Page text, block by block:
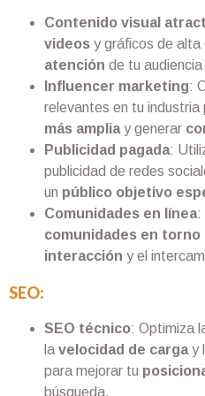
Contenido visual
videos y gráficos de alta
atención de tu
Influencer marketing:
relevantes en tu industria
más ampliay generar
Publicidad pagada:
publicidad de redes
un público objetivo
Comunidades en línea:
comunidades en torno
interacción y el
SEO:
SEO técnico: Optimiza
lavelocidad de cargay
para mejorar tu
búsqueda.